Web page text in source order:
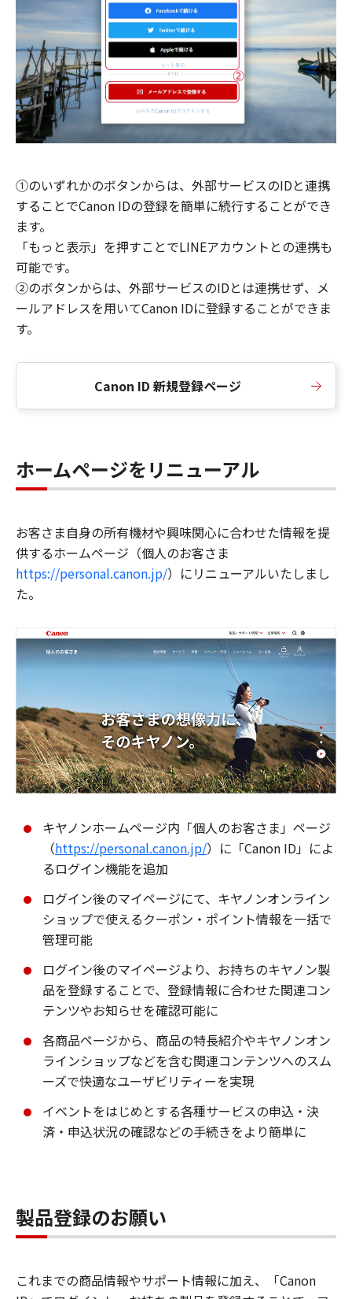
①のいずれかのボタンからは、外部サービスのIDと連携
することでCanon IDの登録を簡単に続行することができ
ます。
「もっと表示」を押すことでLINEアカウントとの連携も
可能です。
②のボタンからは、外部サービスのIDとは連携せず、メ
ールアドレスを用いてCanon IDに登録することができま
す。
Canon ID 新規登録ページ
ホームページをリニューアル
お客さま自身の所有機材や興味関心に合わせた情報を提
供するホームページ（個人のお客さま
https://personal.canon.jp/）にリニューアルいたしまし
た。
キヤノンホームページ内「個人のお客さま」ページ
（https://personal.canon.jp/）に「Canon ID」によ
るログイン機能を追加
ログイン後のマイページにて、キヤノンオンライン
ショップで使えるクーポン・ポイント情報を一括で
管理可能
ログイン後のマイページより、お持ちのキヤノン製
品を登録することで、登録情報に合わせた関連コン
テンツやお知らせを確認可能に
各商品ページから、商品の特長紹介やキヤノンオン
ラインショップなどを含む関連コンテンツへのスム
ーズで快適なユーザビリティーを実現
イベントをはじめとする各種サービスの申込・決
済・申込状況の確認などの手続きをより簡単に
製品登録のお願い
これまでの商品情報やサポート情報に加え、「Canon